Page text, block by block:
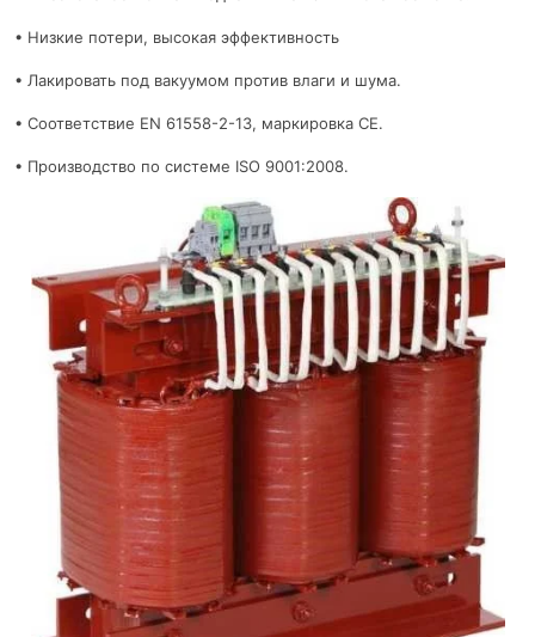
• Низкие потери, высокая эффективность
• Лакировать под вакуумом против влаги и шума.
• Соответствие EN 61558-2-13, маркировка CE.
• Производство по системе ISO 9001:2008.